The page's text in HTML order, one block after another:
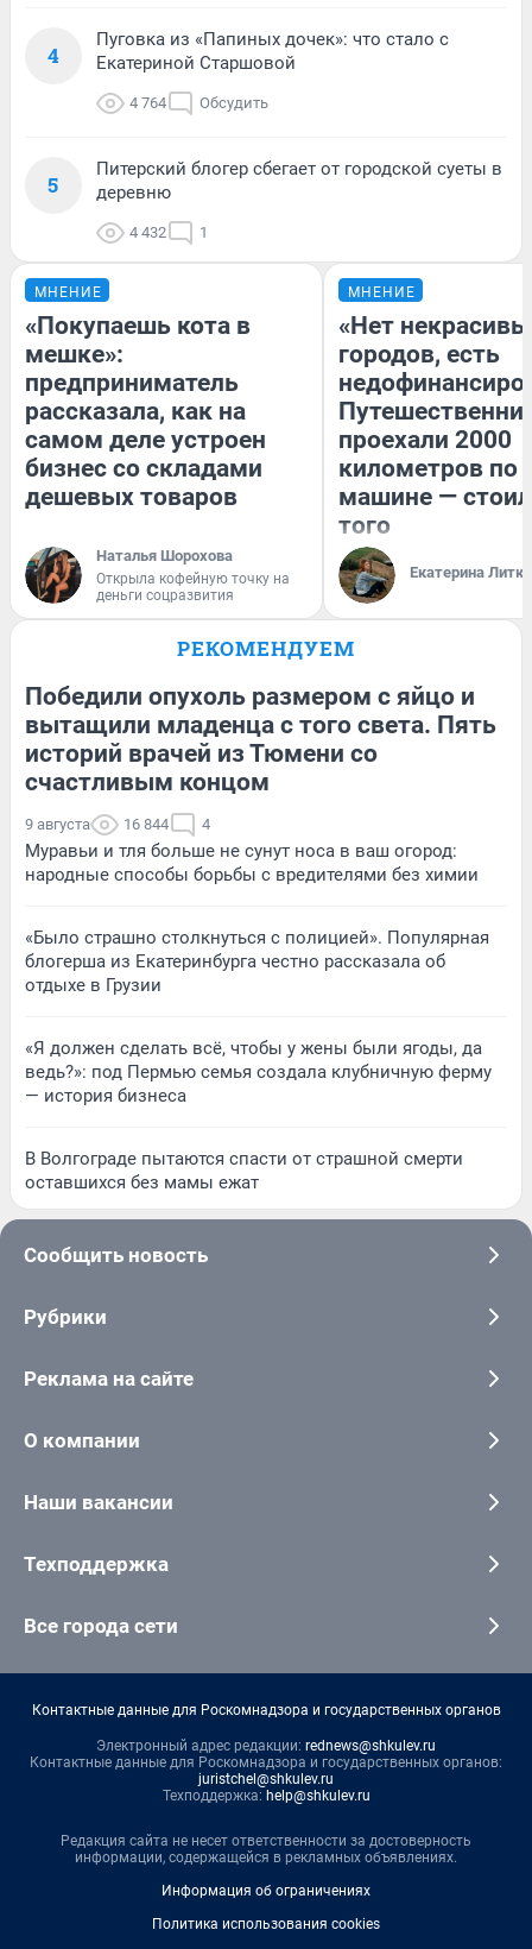
4
Пуговка из «Папиных дочек»: что стало с
Екатериной Старшовой
4 764 Обсудить
5
Питерский блогер сбегает от городской суеты в
деревню
4 432 1
МНЕНИЕ
«Покупаешь кота в
мешке»:
предприниматель
рассказала, как на
самом деле устроен
бизнес со складами
дешевых товаров
Наталья Шорохова
Открыла кофейную точку на
деньги соцразвития
МНЕНИЕ
«Нет
городов, есть
проехали 2000
километров по
машине —
того
Екатерина
РЕКОМЕНДУЕМ
Победили опухоль размером с яйцо и
вытащили младенца с того света. Пять
историй врачей из Тюмени со
счастливым концом
9 августа 16 844 4
Муравьи и тля больше не сунут носа в ваш огород:
народные способы борьбы с вредителями без химии
«Было страшно столкнуться с полицией». Популярная
блогерша из Екатеринбурга честно рассказала об
отдыхе в Грузии
«Я должен сделать всё, чтобы у жены были ягоды, да
ведь?»: под Пермью семья создала клубничную ферму
— история бизнеса
В Волгограде пытаются спасти от страшной смерти
оставшихся без мамы ежат
Сообщить новость
Рубрики
Реклама на сайте
О компании
Наши вакансии
Техподдержка
Все города сети
Контактные данные для Роскомнадзора и государственных органов
Электронный адрес редакции: rednews@shkulev.ru
Контактные данные для Роскомнадзора и государственных органов:
juristchel@shkulev.ru
Техподдержка: help@shkulev.ru
Редакция сайта не несет ответственности за достоверность
информации, содержащейся в рекламных объявлениях.
Информация об ограничениях
Политика использования cookies